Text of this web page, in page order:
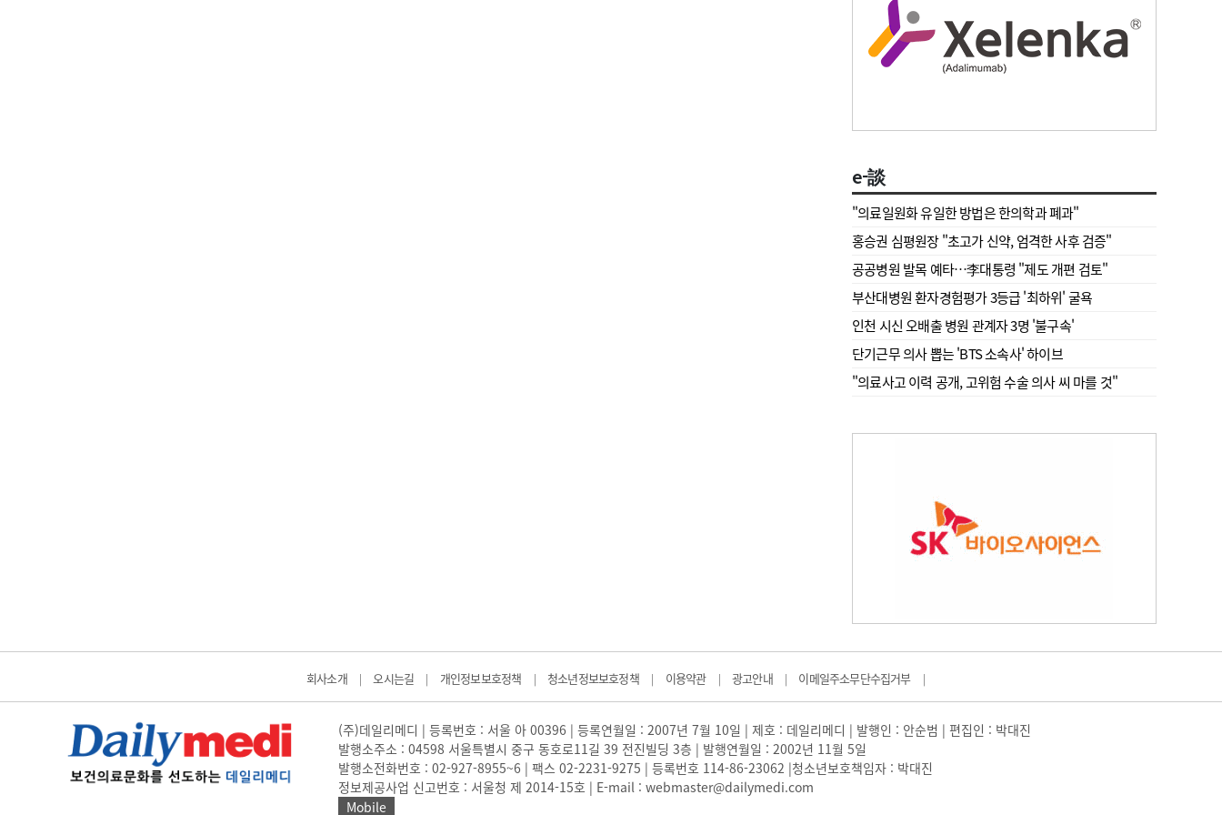
e-談
"의료일원화 유일한 방법은 한의학과 폐과"
홍승권 심평원장 " 초고가 신약, 엄격한 사후 검증"
공공병원 발목 예타…李대통령 "제도 개편 검토"
부산대병원 환자경험평가 3등급 '최하위' 굴욕
인천 시신 오배출 병원 관계자 3명 '불구속'
단기근무 의사 뽑는 'BTS 소속사' 하이브
"의료사고 이력 공개, 고위험 수술 의사 씨 마를 것"
회사소개 | 오시는길 | 개인정보보호정책 | 청소년정보보호정책 | 이용약관 | 광고안내 | 이메일주소무단수집거부 |
(주)데일리메디 | 등록번호 : 서울 아 00396 | 등록연월일 : 2007년 7월 10일 | 제호 : 데일리메디 | 발행인 : 안순범 | 편집인 : 박대진
발행소주소 : 04598 서울특별시 중구 동호로11길 39 전진빌딩 3층 | 발행연월일 : 2002년 11월 5일
발행소전화번호 : 02-927-8955~6 | 팩스 02-2231-9275 | 등록번호 114-86-23062 |청소년보호책임자 : 박대진
정보제공사업 신고번호 : 서울청 제 2014-15호 | E-mail : webmaster@dailymedi.com
Mobile